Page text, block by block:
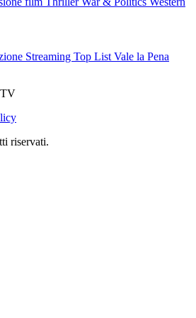
Streaming Top List Vale la Pena
TV
riservati.